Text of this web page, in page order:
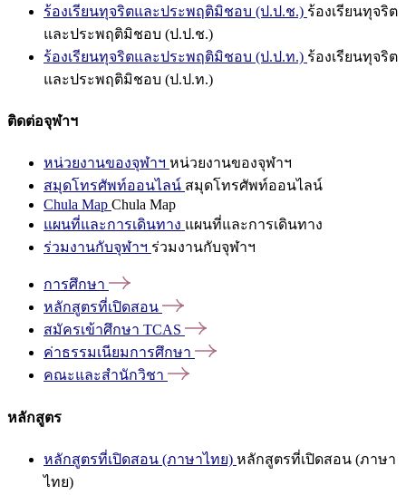
ร้องเรียนทุจริตและประพฤติมิชอบ (ป.ป.ช.) ร้องเรียนทุจริต
และประพฤติมิชอบ (ป.ป.ช.)
ร้องเรียนทุจริตและประพฤติมิชอบ (ป.ป.ท.) ร้องเรียนทุจริต
และประพฤติมิชอบ (ป.ป.ท.)
ติดต่อจุฬาฯ
หน่วยงานของจุฬาฯ หน่วยงานของจุฬาฯ
สมุดโทรศัพท์ออนไลน์ สมุดโทรศัพท์ออนไลน์
Chula Map Chula Map
แผนที่และการเดินทาง แผนที่และการเดินทาง
ร่วมงานกับจุฬาฯ ร่วมงานกับจุฬาฯ
การศึกษา
หลักสูตรที่เปิดสอน
สมัครเข้าศึกษา TCAS
ค่าธรรมเนียมการศึกษา
คณะและสำนักวิชา
หลักสูตร
หลักสูตรที่เปิดสอน (ภาษาไทย) หลักสูตรที่เปิดสอน (ภาษา
ไทย)